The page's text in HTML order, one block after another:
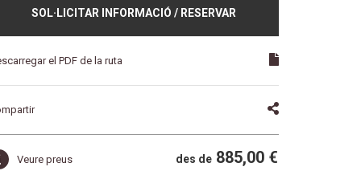
SOL·LICITAR INFORMACIÓ / RESERVAR
el PDF de la ruta
Veure preus des de 885,00 €